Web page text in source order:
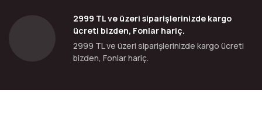
2999 TL ve üzeri siparişlerinizde kargo
ücreti bizden, Fonlar hariç.
2999 TL ve üzeri siparişlerinizde kargo ücreti
bizden, Fonlar hariç.